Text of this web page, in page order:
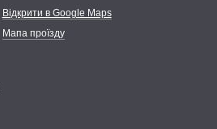
Відкрити в Google Maps
Мапа проїзду